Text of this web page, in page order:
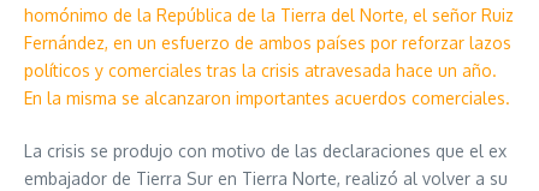
homónimo de la República de la Tierra del Norte, el señor Ruiz
Fernández, en un esfuerzo de ambos países por reforzar lazos
políticos y comerciales tras la crisis atravesada hace un año.
En la misma se alcanzaron importantes acuerdos comerciales.
La crisis se produjo con motivo de las declaraciones que el ex
embajador de Tierra Sur en Tierra Norte, realizó al volver a su